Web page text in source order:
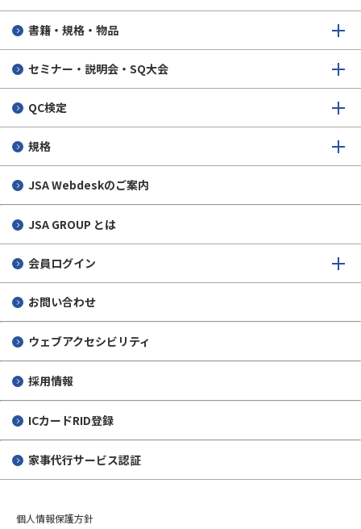
書籍・規格・物品
セミナー・説明会・SQ大会
QC検定
規格
JSA Webdeskのご案内
JSA GROUP とは
会員ログイン
お問い合わせ
ウェブアクセシビリティ
採用情報
ICカードRID登録
家事代行サービス認証
個人情報保護方針